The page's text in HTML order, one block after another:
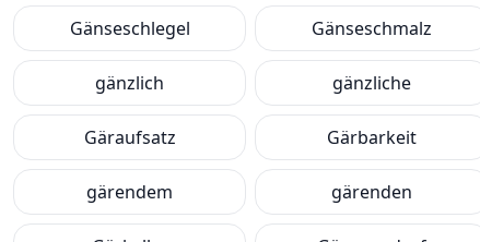
Gänseschlegel Gänseschmalz
gänzlich gänzliche
Gäraufsatz Gärbarkeit
gärendem gärenden